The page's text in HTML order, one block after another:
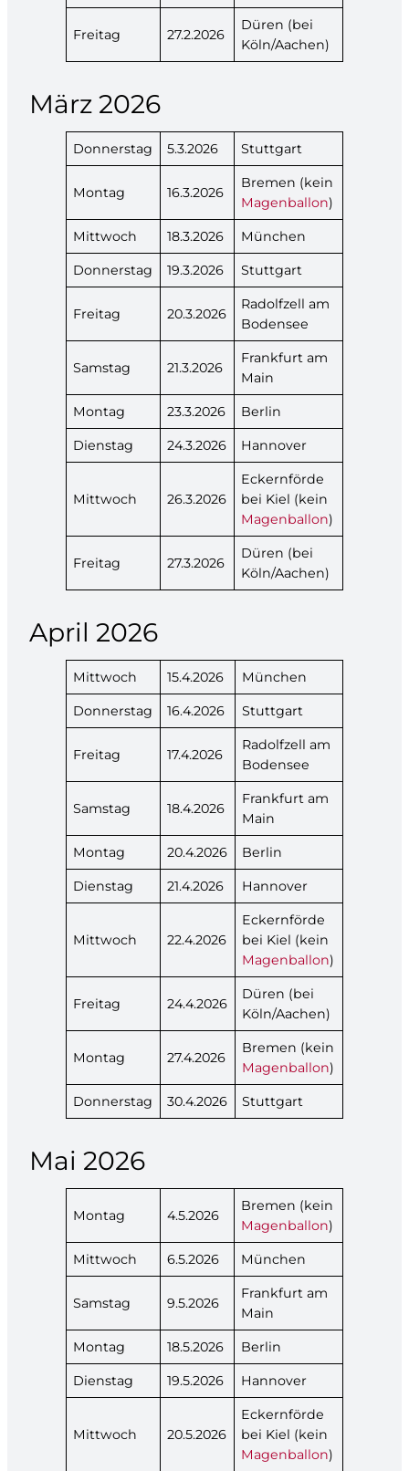
Freitag 27.2.2026
Düren (bei
Köln/Aachen)
März 2026
Donnerstag 5.3.2026 Stuttgart
Montag 16.3.2026
Bremen (kein
Magenballon)
Mittwoch 18.3.2026 München
Donnerstag 19.3.2026 Stuttgart
Freitag 20.3.2026
Radolfzell am
Bodensee
Samstag 21.3.2026
Frankfurt am
Main
Montag 23.3.2026 Berlin
Dienstag 24.3.2026 Hannover
Mittwoch 26.3.2026
Eckernförde
bei Kiel (kein
Magenballon)
Freitag 27.3.2026
Düren (bei
Köln/Aachen)
April 2026
Mittwoch 15.4.2026 München
Donnerstag 16.4.2026 Stuttgart
Freitag 17.4.2026
Radolfzell am
Bodensee
Samstag 18.4.2026
Frankfurt am
Main
Montag 20.4.2026 Berlin
Dienstag 21.4.2026 Hannover
Mittwoch 22.4.2026
Eckernförde
bei Kiel (kein
Magenballon)
Freitag 24.4.2026
Düren (bei
Köln/Aachen)
Montag 27.4.2026
Bremen (kein
Magenballon)
Donnerstag 30.4.2026 Stuttgart
Mai 2026
Montag 4.5.2026
Bremen (kein
Magenballon)
Mittwoch 6.5.2026 München
Samstag 9.5.2026
Frankfurt am
Main
Montag 18.5.2026 Berlin
Dienstag 19.5.2026 Hannover
Mittwoch 20.5.2026
Eckernförde
bei Kiel (kein
Magenballon)